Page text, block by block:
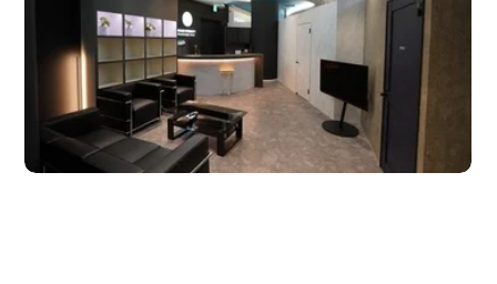
Tiếng Nhật Tiếng Anh
Tiếng Trung Quốc
Tiếng Việt
Liên hệ